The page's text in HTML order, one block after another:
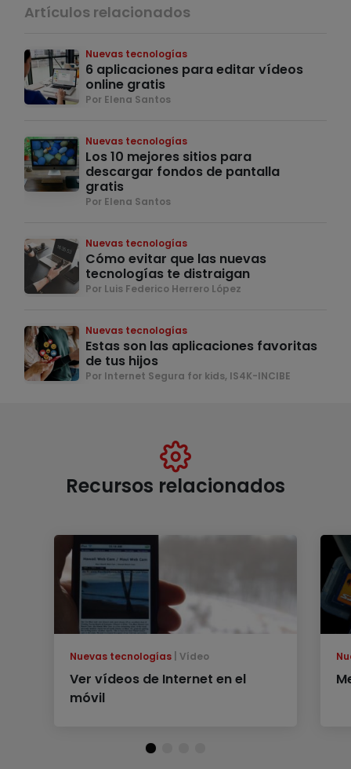
Artículos relacionados
Nuevas tecnologías
6 aplicaciones para editar vídeos
online gratis
Por Elena Santos
Nuevas tecnologías
Los 10 mejores sitios para
descargar fondos de pantalla
gratis
Por Elena Santos
Nuevas tecnologías
Cómo evitar que las nuevas
tecnologías te distraigan
Por Luis Federico Herrero López
Nuevas tecnologías
Estas son las aplicaciones favoritas
de tus hijos
Por Internet Segura for kids, IS4K-INCIBE
Recursos relacionados
Nuevas tecnologías Vídeo
Ver vídeos de Internet en el
móvil